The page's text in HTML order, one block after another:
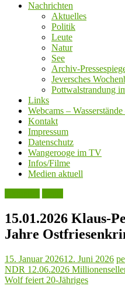
Nachrichten
Aktuelles
Politik
Leute
Natur
See
Archiv-
Jeversches
Pottwalstrandung
Links
Webcams –
Kontakt
Impressum
Datenschutz
Wangerooge im TV
Infos/Filme
Medien aktuell
15.01.2026 Klaus-
Jahre
15. Januar 202612. Juni 2026
NDR 12.06.2026
Wolf feiert 20-Jähriges